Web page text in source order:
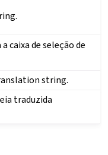
caixa de seleção de
string.
traduzida